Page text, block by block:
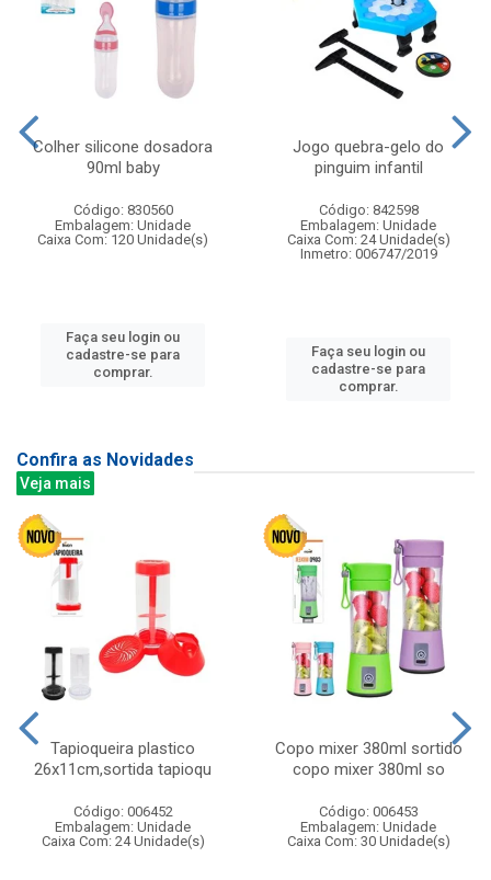
Colher silicone dosadora
90ml baby
Código: 830560
Embalagem: Unidade
Caixa Com: 120 Unidade(s)
Faça seu login ou
cadastre-se para
comprar.
Jogo quebra-gelo do
pinguim infantil
Código: 842598
Embalagem: Unidade
Caixa Com: 24 Unidade(s)
Inmetro: 006747/2019
Faça seu login ou
cadastre-se para
comprar.
Confira as Novidades
Veja mais
Tapioqueira plastico
26x11cm,sortida tapioqu
Código: 006452
Embalagem: Unidade
Caixa Com: 24 Unidade(s)
Copo mixer 380ml sortido
copo mixer 380ml so
Código: 006453
Embalagem: Unidade
Caixa Com: 30 Unidade(s)